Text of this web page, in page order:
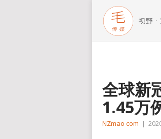
全球新
1.45万
NZmao com |